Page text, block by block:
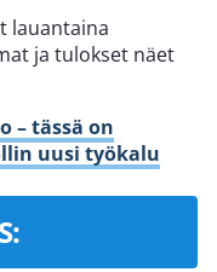
lauantaina
ja tulokset näet
– tässä on
uusi työkalu